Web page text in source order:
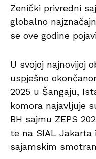
Zenički privredni
globalno
se ove godine
U svojoj najnovijoj
uspješno
2025 u Šangaju,
komora najavljuje
BH sajmu ZEPS
te na SIAL Jakarta
sajamskim